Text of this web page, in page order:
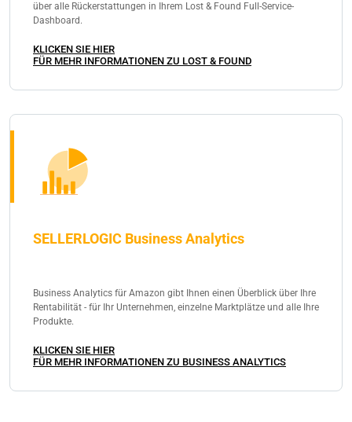
über alle Rückerstattungen in Ihrem Lost & Found Full-Service-
Dashboard.
KLICKEN SIE HIER
FÜR MEHR INFORMATIONEN ZU LOST & FOUND
SELLERLOGIC Business Analytics
Business Analytics für Amazon gibt Ihnen einen Überblick über Ihre
Rentabilität - für Ihr Unternehmen, einzelne Marktplätze und alle Ihre
Produkte.
KLICKEN SIE HIER
FÜR MEHR INFORMATIONEN ZU BUSINESS ANALYTICS